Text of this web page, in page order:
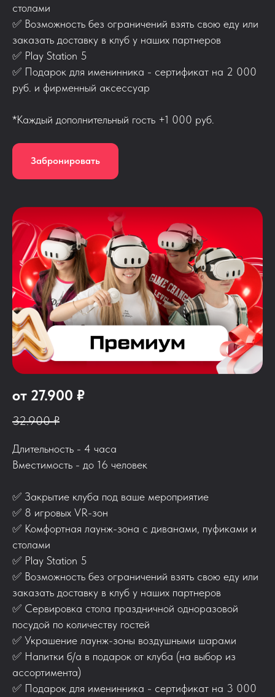
столами
✅ Возможность без ограничений взять свою еду или
заказать доставку в клуб у наших партнеров
✅ Play Station 5
✅ Подарок для именинника - сертификат на 2 000
руб. и фирменный аксессуар
*Каждый дополнительный гость +1 000 руб.
Забронировать
от 27.900 ₽
32.900 ₽
Длительность - 4 часа
Вместимость - до 16 человек
✅ Закрытие клуба под ваше мероприятие
✅ 8 игровых VR-зон
✅ Комфортная лаунж-зона с диванами, пуфиками и
столами
✅ Play Station 5
✅ Возможность без ограничений взять свою еду или
заказать доставку в клуб у наших партнеров
✅ Сервировка стола праздничной одноразовой
посудой по количеству гостей
✅ Украшение лаунж-зоны воздушными шарами
✅ Напитки б/а в подарок от клуба (на выбор из
ассортимента)
✅ Подарок для именинника - сертификат на 3 000